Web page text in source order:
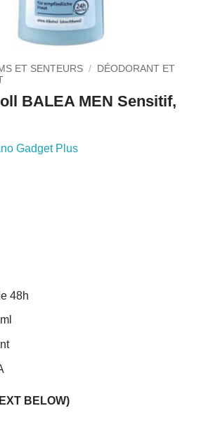
ET SENTEURS /
DÉODORANT ET
BALEA MEN Sensitif,
Gadget Plus
48h
BELOW)